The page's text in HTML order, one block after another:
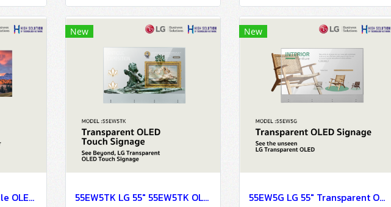
65EP5Q LG 65" Versatile OLED with Accurate Color OLED Signage Information Display
New
55EW5TK LG 55" 55EW5TK OLED FHD 400NITS 150000:1 OLED Signage Information Display
New
55EW5G LG 55″ Transparent OLED Signage OLED Signage Information Display